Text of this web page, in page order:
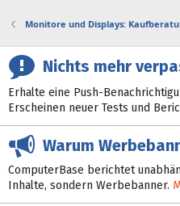
Monitore und Displays:
Nichts mehr
Erhalte eine Push-
Erscheinen neuer Tests und
Warum
ComputerBase berichtet
Inhalte, sondern Werbebanner.